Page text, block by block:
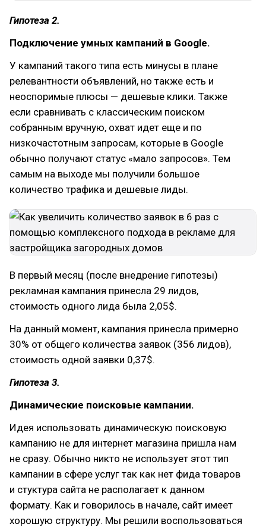
Гипотеза 2.
Подключение умных кампаний в Google.
У кампаний такого типа есть минусы в плане
релевантности объявлений, но также есть и
неоспоримые плюсы — дешевые клики. Также
если сравнивать с классическим поиском
собранным вручную, охват идет еще и по
низкочастотным запросам, которые в Google
обычно получают статус «мало запросов». Тем
самым на выходе мы получили большое
количество трафика и дешевые лиды.
В первый месяц (после внедрение гипотезы)
рекламная кампания принесла 29 лидов,
стоимость одного лида была 2,05$.
На данный момент, кампания принесла примерно
30% от общего количества заявок (356 лидов),
стоимость одной заявки 0,37$.
Гипотеза 3.
Динамические поисковые кампании.
Идея использовать динамическую поисковую
кампанию не для интернет магазина пришла нам
не сразу. Обычно никто не использует этот тип
кампании в сфере услуг так как нет фида товаров
и стуктура сайта не располагает к данном
формату. Как и говорилось в начале, сайт имеет
хорошую структуру. Мы решили воспользоваться